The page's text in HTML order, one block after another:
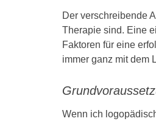
Der verschreibende
Therapie sind. Eine
Faktoren für eine
immer ganz mit dem
Wenn ich